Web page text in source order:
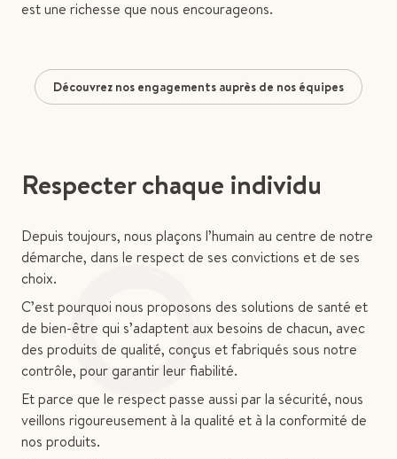
est une richesse que nous encourageons.
Découvrez nos engagements auprès de nos équipes
Respecter chaque individu
Depuis toujours, nous plaçons l’humain au centre de notre
démarche, dans le respect de ses convictions et de ses
choix.
C’est pourquoi nous proposons des solutions de santé et
de bien-être qui s’adaptent aux besoins de chacun, avec
des produits de qualité, conçus et fabriqués sous notre
contrôle, pour garantir leur fiabilité.
Et parce que le respect passe aussi par la sécurité, nous
veillons rigoureusement à la qualité et à la conformité de
nos produits.